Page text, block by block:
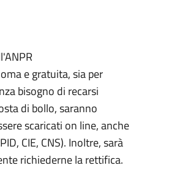
e gratuita, sia per
bisogno di recarsi
di bollo, saranno
scaricati on line, anche
CIE, CNS). Inoltre, sarà
richiederne la rettifica.